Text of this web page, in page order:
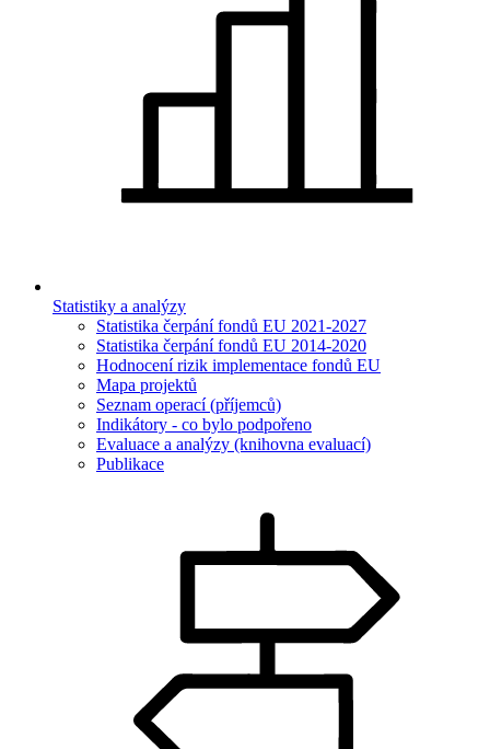
Statistiky a analýzy
Statistika čerpání fondů EU 2021-2027
Statistika čerpání fondů EU 2014-2020
Hodnocení rizik implementace fondů EU
Mapa projektů
Seznam operací (příjemců)
Indikátory - co bylo podpořeno
Evaluace a analýzy (knihovna evaluací)
Publikace